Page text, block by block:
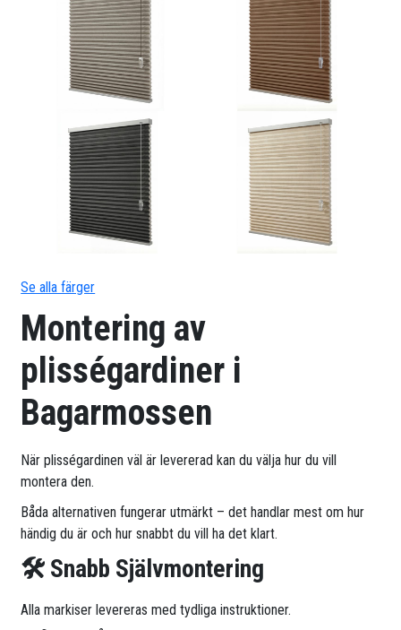
Se alla färger
Montering av
plisségardiner i
Bagarmossen
När plisségardinen väl är levererad kan du välja hur du vill
montera den.
Båda alternativen fungerar utmärkt – det handlar mest om hur
händig du är och hur snabbt du vill ha det klart.
🛠 Snabb Självmontering
Alla markiser levereras med tydliga instruktioner.